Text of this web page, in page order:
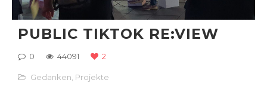
PUBLIC TIKTOK RE:VIEW
0 44091 2
Gedanken Projekte